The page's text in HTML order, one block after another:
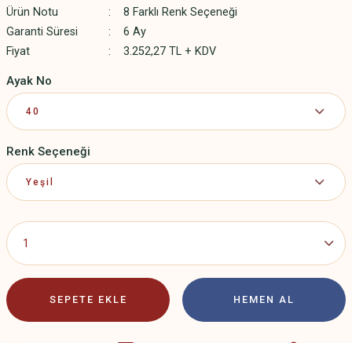
Ürün Notu
8 Farklı Renk Seçeneği
Garanti Süresi
6 Ay
Fiyat
3.252,27 TL + KDV
Ayak No
Renk Seçeneği
SEPETE EKLE HEMEN AL